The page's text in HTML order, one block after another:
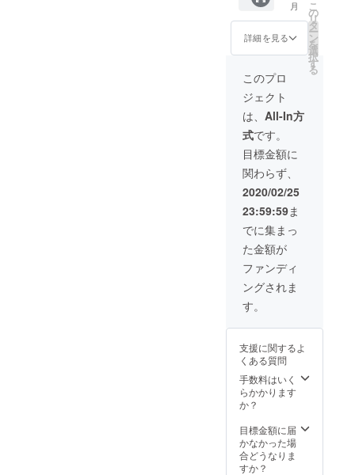
ます。
た感謝
の気持
ち② ＜
ハン
ガーの
色＞ 全
て1色を
選択可
＜感謝
の気持
ち②と
は？＞
ハン
ガーの
１つに
『マヒ
ルのサ
イン』
を入れ
ます。
さら
に、
『皆さ
ことを
守り』
を差し
上げま
す（マ
ヒルに
作
り）。
備考欄
に皆さ
月
詳細を見る
こ
の
リ
タ
ー
ン
を
選
択
す
る
このプロ
ジェクト
は、 All-In方
式です。
目標金額に
関わらず、
2020/02/25
23:59:59ま
でに集まっ
た金額が
ファンディ
ングされま
す。
支援に関するよ
くある質問
手数料はいく
らかかります
か？
目標金額に届
かなかった場
合どうなりま
すか？